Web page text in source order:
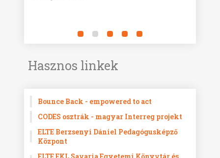
Hasznos linkek
Bounce Back - empowered to act
CODES osztrák - magyar Interreg projekt
ELTE Berzsenyi Dániel Pedagógusképző
Központ